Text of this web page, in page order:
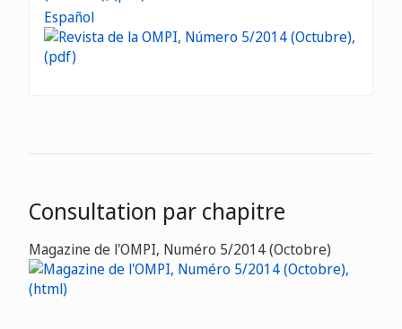
Español
Consultation par chapitre
Magazine de l'OMPI, Numéro 5/2014 (Octobre)